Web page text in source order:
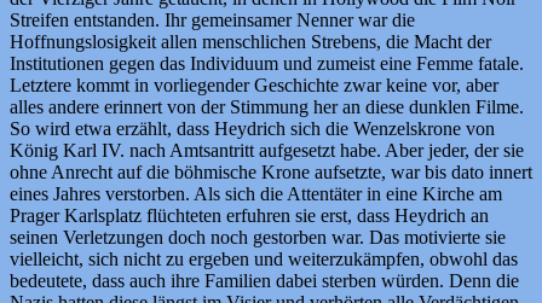
Streifen entstanden. Ihr gemeinsamer Nenner war die
Hoffnungslosigkeit allen menschlichen Strebens, die Macht der
Institutionen gegen das Individuum und zumeist eine Femme fatale.
Letztere kommt in vorliegender Geschichte zwar keine vor, aber
alles andere erinnert von der Stimmung her an diese dunklen Filme.
So wird etwa erzählt, dass Heydrich sich die Wenzelskrone von
König Karl IV. nach Amtsantritt aufgesetzt habe. Aber jeder, der sie
ohne Anrecht auf die böhmische Krone aufsetzte, war bis dato innert
eines Jahres verstorben. Als sich die Attentäter in eine Kirche am
Prager Karlsplatz flüchteten erfuhren sie erst, dass Heydrich an
seinen Verletzungen doch noch gestorben war. Das motivierte sie
vielleicht, sich nicht zu ergeben und weiterzukämpfen, obwohl das
bedeutete, dass auch ihre Familien dabei sterben würden. Denn die